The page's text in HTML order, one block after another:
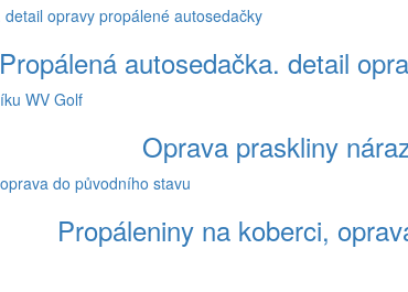
Propálená autosedačka. detail
Oprava praskliny
Propáleniny na koberci,